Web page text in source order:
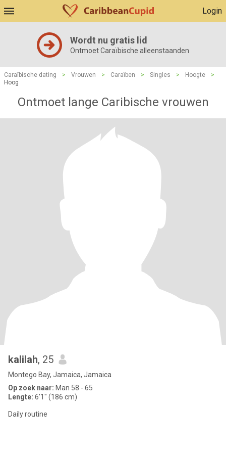
Login
Wordt nu gratis lid
Ontmoet Caraïbische alleenstaanden
Caraïbische dating > Vrouwen > Caraïben > Singles > Hoogte
>
Hoog
Ontmoet lange Caribische vrouwen
kalilah, 25
Montego Bay, Jamaica, Jamaica
Op zoek naar: Man 58 - 65
Lengte: 6'1" (186 cm)
Daily routine